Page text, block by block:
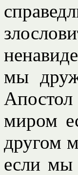
мы
миром
другом
если мы